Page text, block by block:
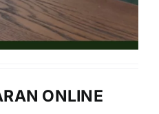
ONLINE